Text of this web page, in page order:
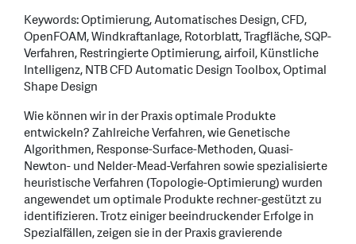
Keywords: Optimierung, Automatisches Design, CFD,
OpenFOAM, Windkraftanlage, Rotorblatt, Tragfläche, SQP-
Verfahren, Restringierte Optimierung, airfoil, Künstliche
Intelligenz, NTB CFD Automatic Design Toolbox, Optimal
Shape Design
Wie können wir in der Praxis optimale Produkte
entwickeln? Zahlreiche Verfahren, wie Genetische
Algorithmen, Response-Surface-Methoden, Quasi-
Newton- und Nelder-Mead-Verfahren sowie spezialisierte
heuristische Verfahren (Topologie-Optimierung) wurden
angewendet um optimale Produkte rechner-gestützt zu
identifizieren. Trotz einiger beeindruckender Erfolge in
Spezialfällen, zeigen sie in der Praxis gravierende